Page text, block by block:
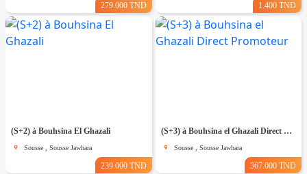
279.000 TND 1.400 TND
(S+2) à Bouhsina El Ghazali
Sousse , Sousse Jawhara
239.000 TND
(S+3) à Bouhsina el Ghazali Direct Promoteur
Sousse , Sousse Jawhara
367.000 TND